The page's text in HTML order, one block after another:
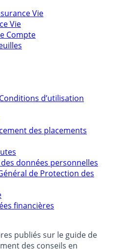
Vie
Vie
Compte
d’utilisation
des placements
données personnelles
de Protection des
financières